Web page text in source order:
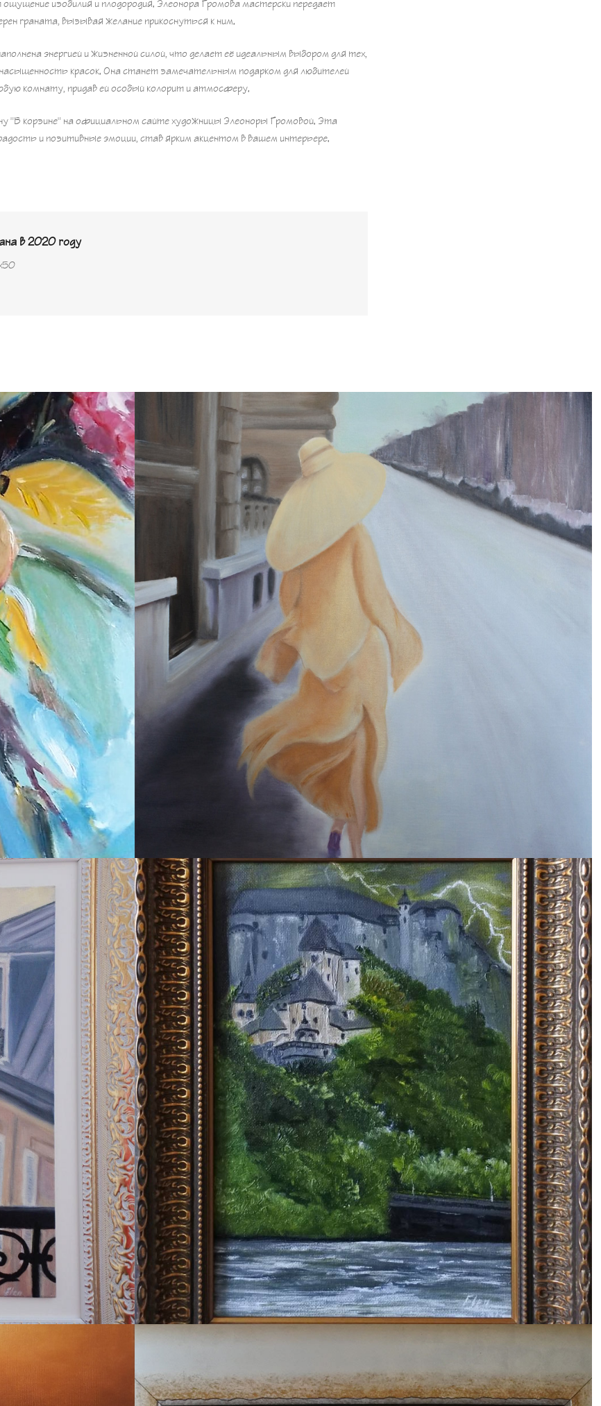
изобилия и плодородия. Элеонора Громова мастерски передает
граната, вызывая желание прикоснуться к ним.
энергией и жизненной силой, что делает её идеальным выбором для тех,
красок. Она станет замечательным подарком для любителей
комнату, придав ей особый колорит и атмосферу.
"В корзине" на официальном сайте художницы Элеоноры Громовой. Эта
и позитивные эмоции, став ярким акцентом в вашем интерьере.
в 2020 году